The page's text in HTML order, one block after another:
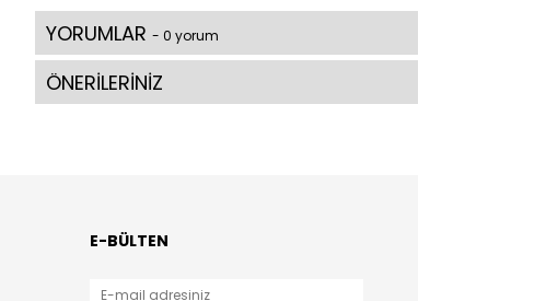
YORUMLAR - 0 yorum
ÖNERİLERİNİZ
E-BÜLTEN